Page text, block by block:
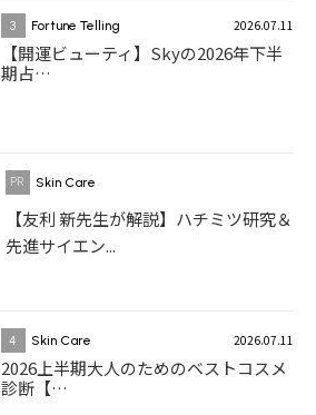
3 Fortune Telling 2026.07.11
【開運ビューティ】Skyの2026年下半
期占…
Skin Care
【友利 新先生が解説】ハチミツ研究＆
先進サイエン...
4 Skin Care 2026.07.11
2026上半期大人のためのベストコスメ
診断【…